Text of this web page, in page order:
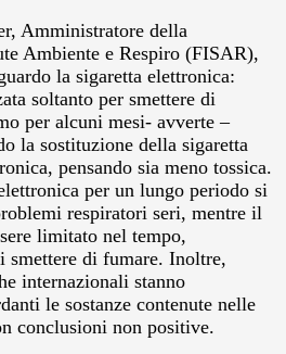
Amministratore della
Ambiente e Respiro (FISAR),
la sigaretta elettronica:
soltanto per smettere di
per alcuni mesi- avverte –
la sostituzione della sigaretta
pensando sia meno tossica.
per un lungo periodo si
respiratori seri, mentre il
limitato nel tempo,
smettere di fumare. Inoltre,
internazionali stanno
le sostanze contenute nelle
conclusioni non positive.